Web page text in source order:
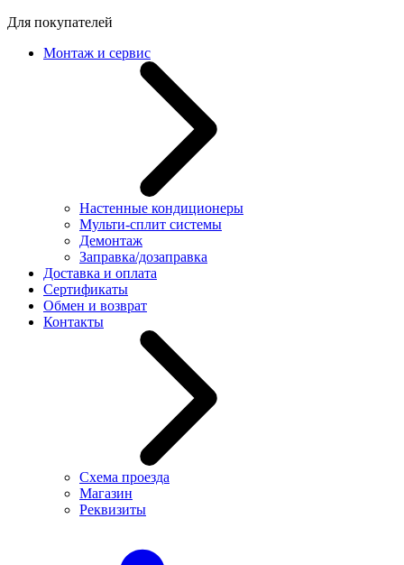
Для покупателей
Монтаж и сервис
Настенные кондиционеры
Мульти-сплит системы
Демонтаж
Заправка/дозаправка
Доставка и оплата
Сертификаты
Обмен и возврат
Контакты
Схема проезда
Магазин
Реквизиты